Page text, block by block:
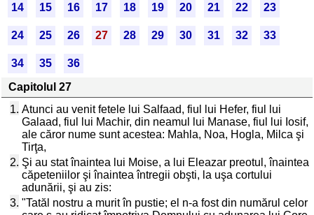
14 15 16 17 18 19 20 21 22 23
24 25 26 27 28 29 30 31 32 33
34 35
36
Capitolul 27
1. Atunci au venit fetele lui Salfaad, fiul lui Hefer, fiul lui
Galaad, fiul lui Machir, din neamul lui Manase, fiul lui Iosif,
ale căror nume sunt acestea: Mahla, Noa, Hogla, Milca şi
Tirţa,
2. Şi au stat înaintea lui Moise, a lui Eleazar preotul, înaintea
căpeteniilor şi înaintea întregii obşti, la uşa cortului
adunării, şi au zis:
3. "Tatăl nostru a murit în pustie; el n-a fost din numărul celor